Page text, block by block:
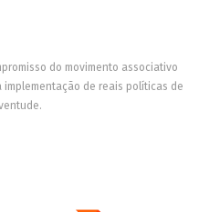
do movimento associativo
de reais políticas de